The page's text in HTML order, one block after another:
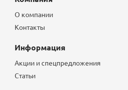
О компании
Контакты
Информация
Акции и спецпредложения
Статьи